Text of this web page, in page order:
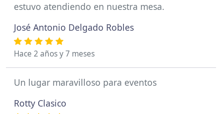
estuvo atendiendo en nuestra mesa.
José Antonio Delgado Robles
Hace 2 años y 7 meses
Un lugar maravilloso para eventos
Rotty Clasico